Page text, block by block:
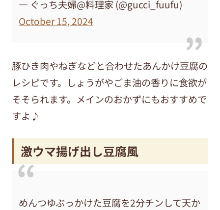
— ぐっち夫婦@料理家 (@gucci_fuufu)
October 15, 2024
豚ひき肉やねぎなどと合わせたあんかけ豆腐の
レシピです。しょうがやごま油の香りに食欲が
そそられます。メインのおかずにもおすすめで
すよ♪
激ウマ揚げ出し豆腐風
めんつゆぶっかけた豆腐を2分チンして天か